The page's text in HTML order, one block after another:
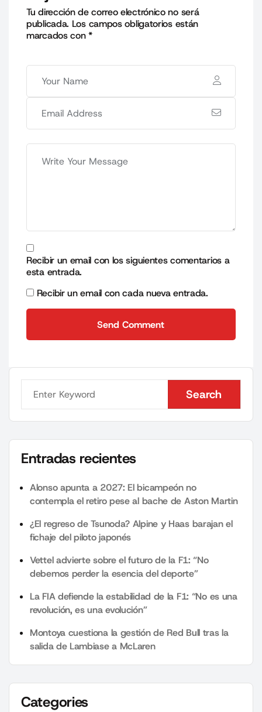
Tu dirección de correo electrónico no será
publicada. Los campos obligatorios están
marcados con*
Recibir un email con los siguientes comentarios a
esta entrada.
Recibir un email con cada nueva entrada.
Send Comment
Search
Search
Entradas recientes
Alonso apunta a 2027: El bicampeón no
contempla el retiro pese al bache de Aston Martin
¿El regreso de Tsunoda? Alpine y Haas barajan el
fichaje del piloto japonés
Vettel advierte sobre el futuro de la F1: “No
debemos perder la esencia del deporte”
La FIA defiende la estabilidad de la F1: “No es una
revolución, es una evolución”
Montoya cuestiona la gestión de Red Bull tras la
salida de Lambiase a McLaren
Categories